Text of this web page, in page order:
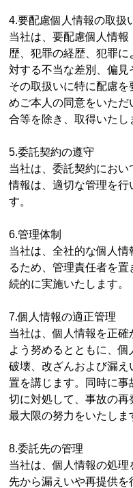
4.要配慮個人情報の取扱
当社は、要配慮個人情
歴、犯罪の経歴、犯罪
対する不当な差別、偏
その取扱いに特に配慮
めご本人の同意をいた
合等を除き、取得いたし
5.委託契約の遵守
当社は、委託契約におい
情報は、適切な管理を行
す。
6.管理体制
当社は、全社的な個人
るため、管理責任者を
続的に実施いたします。
7.個人情報の適正管理
当社は、個人情報を正
よう努めるとともに、個
破壊、改ざんおよび漏
置を講じます。同時に
切に対処して、事故の
最大限の努力をいたしま
8.委託先の管理
当社は、個人情報の処
先から漏えいや再提供